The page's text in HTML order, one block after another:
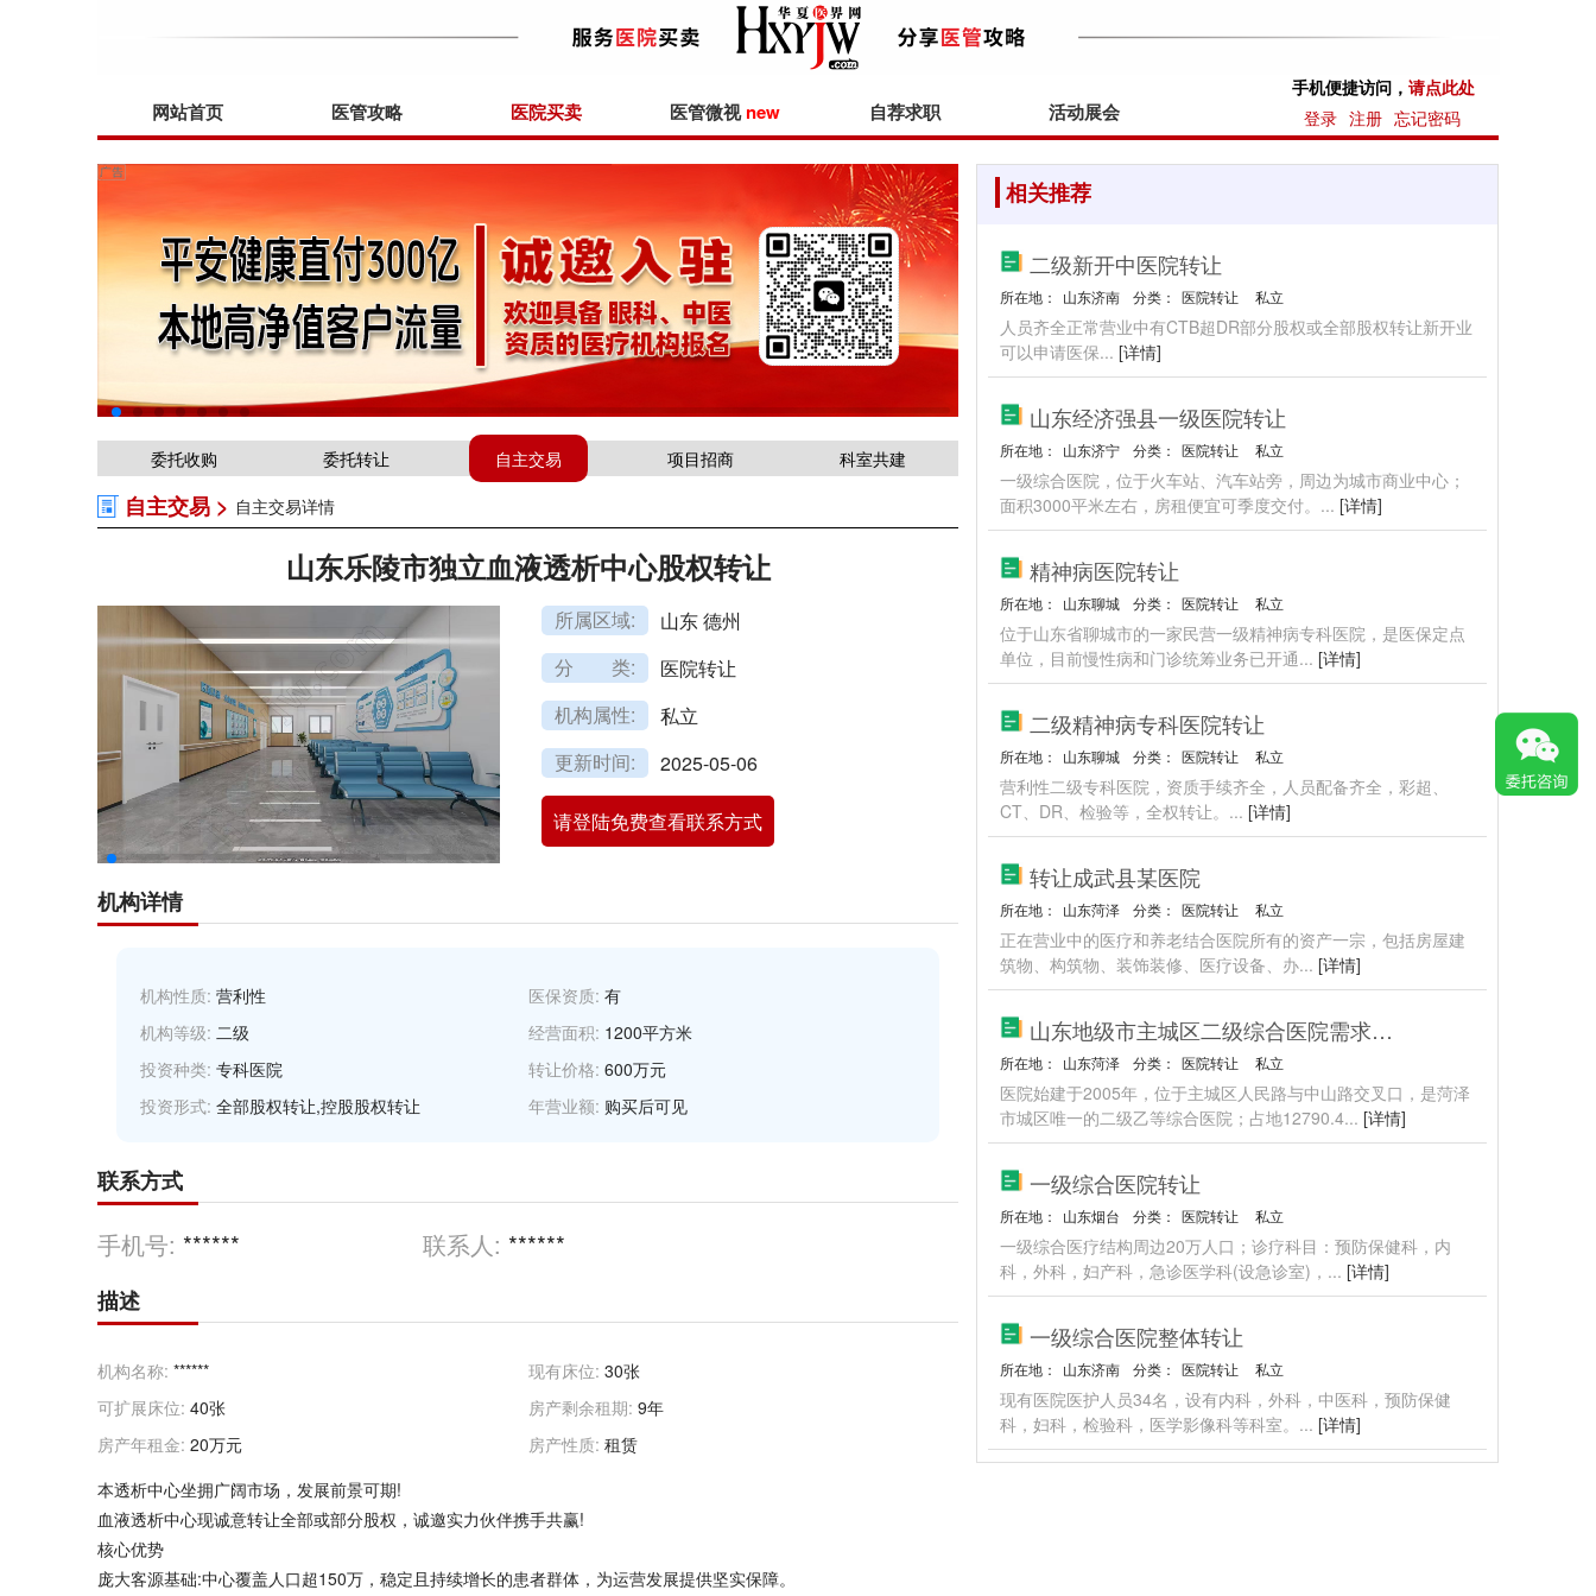
网站首页 医管攻略 医院买卖 医管微视new 自荐求职 活动展会
手机便捷访问， 请点此处
登录 注册 忘记密码
委托收购 委托转让 自主交易 项目招商 科室共建
自主交易 > 自主交易详情
山东乐陵市独立血液透析中心股权转让
所属区域:
山东 德州
分 类:
医院转让
机构属性:
私立
更新时间:
2025-05-06
请登陆免费查看联系方式
机构详情
机构性质: 营利性 医保资质: 有
机构等级: 二级 经营面积: 1200平方米
投资种类: 专科医院 转让价格: 600万元
投资形式: 全部股权转让,控股股权转让 年营业额: 购买后可见
联系方式
手机号: ****** 联系人: ******
描述
机构名称: ****** 现有床位: 30张
可扩展床位: 40张 房产剩余租期: 9年
房产年租金: 20万元 房产性质: 租赁
本透析中心坐拥广阔市场，发展前景可期!
血液透析中心现诚意转让全部或部分股权，诚邀实力伙伴携手共赢!
核心优势
庞大客源基础:中心覆盖人口超150万，稳定且持续增长的患者群体，为运营发展提供坚实保障。
相关推荐
二级新开中医院转让
所在地： 山东济南 分类： 医院转让 私立
人员齐全正常营业中有CTB超DR部分股权或全部股权转让新开业
可以申请医保... [详情]
山东经济强县一级医院转让
所在地： 山东济宁 分类： 医院转让 私立
一级综合医院，位于火车站、汽车站旁，周边为城市商业中心；
面积3000平米左右，房租便宜可季度交付。 ... [详情]
精神病医院转让
所在地： 山东聊城 分类： 医院转让 私立
位于山东省聊城市的一家民营一级精神病专科医院，是医保定点
单位，目前慢性病和门诊统筹业务已开通... [详情]
二级精神病专科医院转让
所在地： 山东聊城 分类： 医院转让 私立
营利性二级专科医院，资质手续齐全，人员配备齐全，彩超、
CT、DR、检验等，全权转让。 ... [详情]
转让成武县某医院
所在地： 山东菏泽 分类： 医院转让 私立
正在营业中的医疗和养老结合医院所有的资产一宗，包括房屋建
筑物、构筑物、装饰装修、医疗设备、办... [详情]
山东地级市主城区二级综合医院需求股权合作
所在地： 山东菏泽 分类： 医院转让 私立
医院始建于2005年，位于主城区人民路与中山路交叉口，是菏泽
市城区唯一的二级乙等综合医院；占地12790.4... [详情]
一级综合医院转让
所在地： 山东烟台 分类： 医院转让 私立
一级综合医疗结构周边20万人口；诊疗科目：预防保健科，内
科，外科，妇产科，急诊医学科(设急诊室)， ... [详情]
一级综合医院整体转让
所在地： 山东济南 分类： 医院转让 私立
现有医院医护人员34名，设有内科，外科，中医科，预防保健
科，妇科，检验科，医学影像科等科室。 ... [详情]